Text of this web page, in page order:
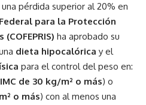
pérdida superior al 20% en
para la Protección
ha aprobado su
dieta hipocalórica y el
para el control del peso en:
IMC de 30 kg/m² o más) o
o más) con al menos una